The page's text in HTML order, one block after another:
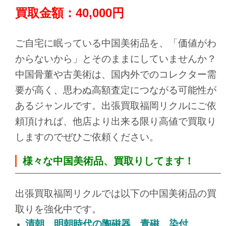
買取金額：40,000円
ご自宅に眠っている中国美術品を、「価値がわ
からないから」とそのままにしていませんか？
中国骨董や古美術は、国内外でのコレクター需
要が高く、思わぬ高額査定につながる可能性が
あるジャンルです。出張買取福岡リクルにご依
頼頂ければ、他店より出来る限り高値で買取り
しますのでぜひご依頼ください。
様々な中国美術品、買取りしてます！
出張買取福岡リクルでは以下の中国美術品の買
取りを強化中です。
清朝、明朝時代の陶磁器、青磁、染付